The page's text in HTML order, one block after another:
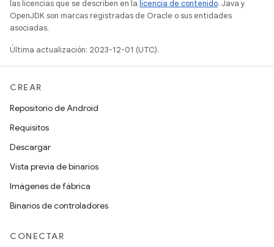
las licencias que se describen en la licencia de contenido. Java y
OpenJDK son marcas registradas de Oracle o sus entidades
asociadas.
Última actualización: 2023-12-01 (UTC).
CREAR
Repositorio de Android
Requisitos
Descargar
Vista previa de binarios
Imágenes de fábrica
Binarios de controladores
CONECTAR